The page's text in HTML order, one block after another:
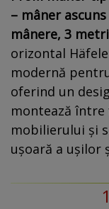
– mâner
mânere, 3
orizontal
modernă
oferind un
montează
mobilierului și
ușoară a ușilor